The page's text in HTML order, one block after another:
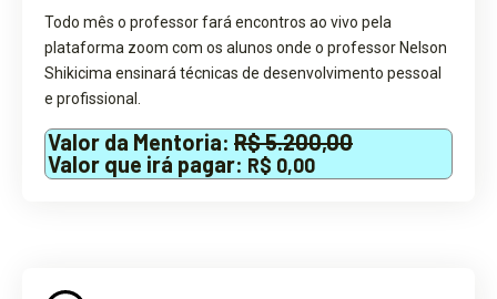
Todo mês o professor fará encontros ao vivo pela
plataforma zoom com os alunos onde o professor Nelson
Shikicima ensinará técnicas de desenvolvimento pessoal
e profissional.
Valor da Mentoria: R$ 5.200,00
Valor que irá pagar: R$ 0,00